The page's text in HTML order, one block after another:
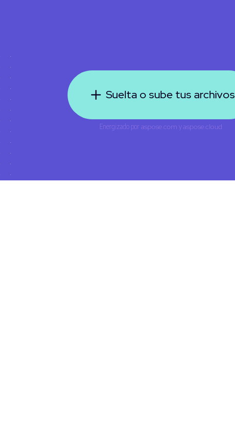
Suelta o sube tus archivos
Energizado por aspose.com yaspose.cloud